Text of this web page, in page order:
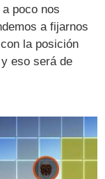
poco nos
a fijarnos
la posición
eso será de